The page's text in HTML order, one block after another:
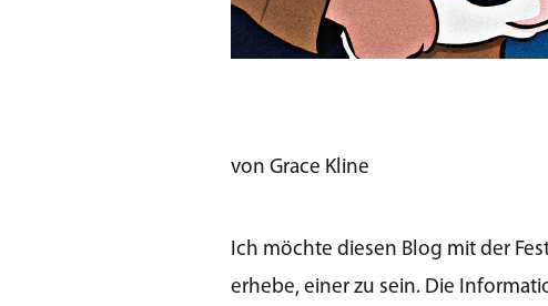
von Grace Kline
Ich möchte diesen Blog mit der
erhebe, einer zu sein. Die